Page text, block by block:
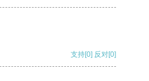
支持[0] 反对[0]